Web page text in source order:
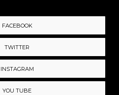
FACEBOOK
TWITTER
INSTAGRAM
YOU TUBE